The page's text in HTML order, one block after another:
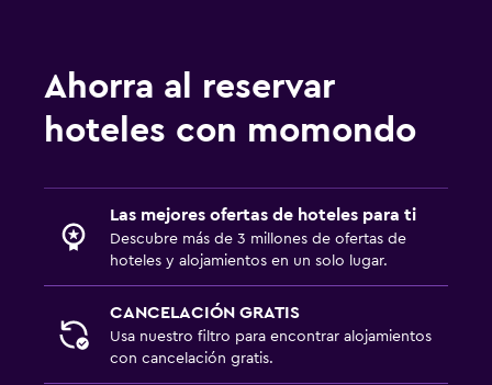
Ahorra al reservar
hoteles con momondo
Las mejores ofertas de hoteles para ti
Descubre más de 3 millones de ofertas de
hoteles y alojamientos en un solo lugar.
CANCELACIÓN GRATIS
Usa nuestro filtro para encontrar alojamientos
con cancelación gratis.